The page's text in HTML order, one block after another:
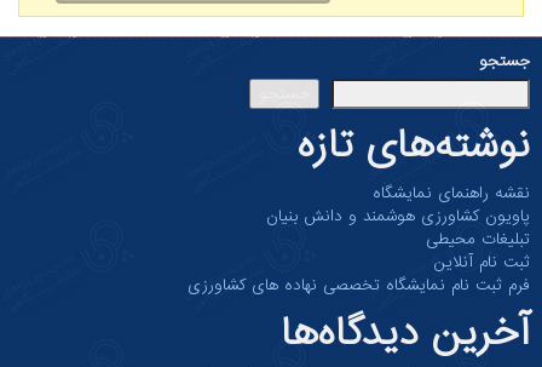
تازه
راهنمای نمایشگاه
کشاورزی هوشمند و دانش بنیان
محیطی
نام آنلاین
ثبت نام نمایشگاه تخصصی نهاده های کشاورزی
دیدگاه‌ها